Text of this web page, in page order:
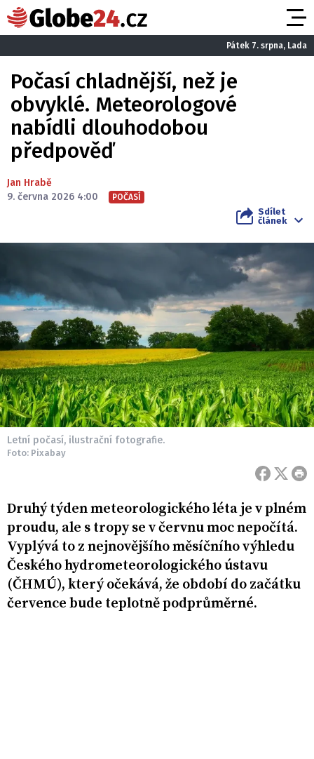
Pátek 7. srpna, Lada
Počasí chladnější, než je
obvyklé. Meteorologové
nabídli dlouhodobou
předpověď
Jan Hrabě
9. června 2026 4:00
POČASÍ
Sdílet
článek
Letní počasí, ilustrační fotografie.
Foto: Pixabay
Druhý týden meteorologického léta je v plném
proudu, ale s tropy se v červnu moc nepočítá.
Vyplývá to z nejnovějšího měsíčního výhledu
Českého hydrometeorologického ústavu
(ČHMÚ), který očekává, že období do začátku
července bude teplotně podprůměrné.